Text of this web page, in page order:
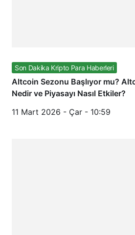
Son Dakika Kripto Para Haberleri
Altcoin Sezonu Başlıyor mu?
Nedir ve Piyasayı Nasıl Etkiler?
11 Mart 2026 - Çar - 10:59